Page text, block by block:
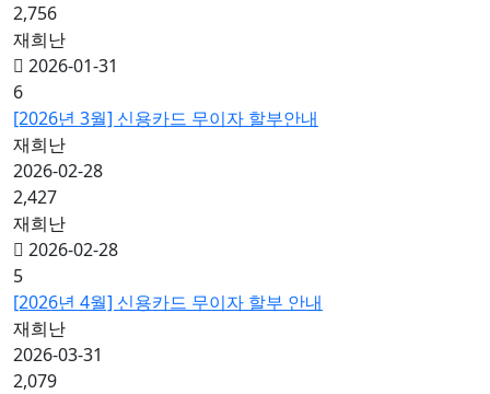
2,756
재희난
2026-01-31
6
[2026년 3월] 신용카드 무이자 할부안내
재희난
2026-02-28
2,427
재희난
2026-02-28
5
[2026년 4월] 신용카드 무이자 할부 안내
재희난
2026-03-31
2,079